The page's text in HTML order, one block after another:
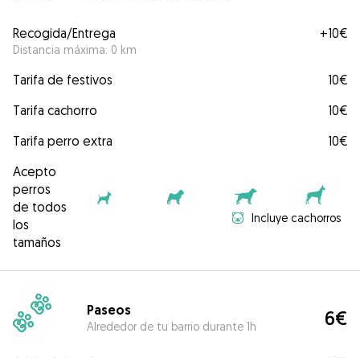
Recogida/Entrega
Distancia máxima: 0 km
+10€
Tarifa de festivos
10€
Tarifa cachorro
10€
Tarifa perro extra
10€
Acepto
perros
de todos
los
tamaños
Incluye cachorros
Paseos
Alrededor de tu barrio durante 1h 6€